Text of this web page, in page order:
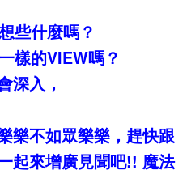
些什麼嗎？
樣的VIEW嗎？
深入，
樂不如眾樂樂，趕快跟
起來增廣見聞吧!! 魔法